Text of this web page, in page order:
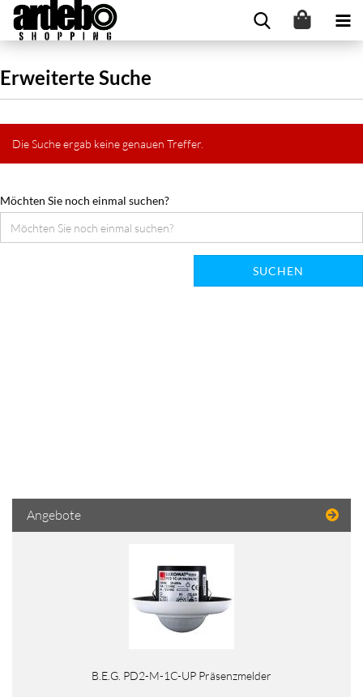
Erweiterte Suche
Die Suche ergab keine genauen Treffer.
Möchten Sie noch einmal suchen?
SUCHEN
Angebote
B.E.G. PD2-M-1C-UP Präsenzmelder